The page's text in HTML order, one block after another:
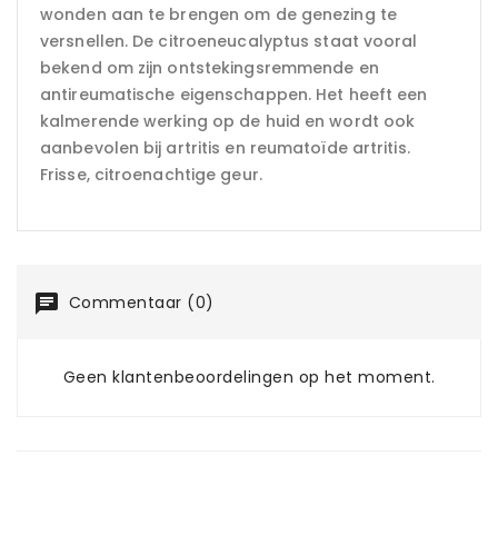
wonden aan te brengen om de genezing te
versnellen. De citroeneucalyptus staat vooral
bekend om zijn ontstekingsremmende en
antireumatische eigenschappen. Het heeft een
kalmerende werking op de huid en wordt ook
aanbevolen bij artritis en reumatoïde artritis.
Frisse, citroenachtige geur.
Commentaar (0)
Geen klantenbeoordelingen op het moment.